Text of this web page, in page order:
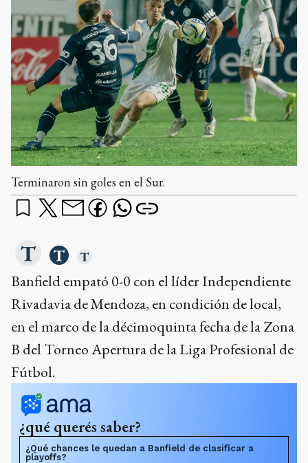
Terminaron sin goles en el Sur.
Banfield empató 0-0 con el líder Independiente
Rivadavia de Mendoza, en condición de local,
en el marco de la décimoquinta fecha de la Zona
B del Torneo Apertura de la Liga Profesional de
Fútbol.
¿qué querés saber?
¿Qué chances le quedan a Banfield de clasificar a
playoffs?